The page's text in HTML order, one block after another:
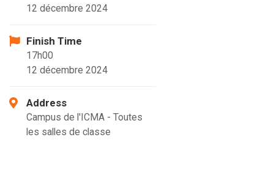
12 décembre 2024
Finish Time
17h00
12 décembre 2024
Address
Campus de l'ICMA - Toutes
les salles de classe